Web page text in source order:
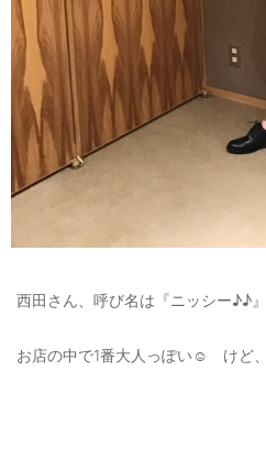
西田さん、呼び名は『ニッシー♪♪』
お店の中で1番大人っぽい☺️ けど